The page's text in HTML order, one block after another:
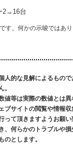
2→16台
す。何かの示唆ではあ
人的な見解によるもの
。
値等は実際の数値とは異
ブサイトの閲覧や情報
って頂きますようお願い
、何らかのトラブルや
のとします。